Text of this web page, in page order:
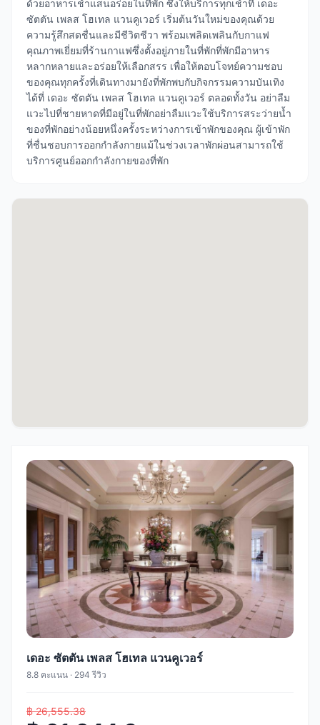
ด้วยอาหารเช้าแสนอร่อยในที่พัก ซึ่งให้บริการทุกเช้าที่ เดอะ
ซัตตัน เพลส โฮเทล แวนคูเวอร์ เริ่มต้นวันใหม่ของคุณด้วย
ความรู้สึกสดชื่นและมีชีวิตชีวา พร้อมเพลิดเพลินกับกาแฟ
คุณภาพเยี่ยมที่ร้านกาแฟซึ่งตั้งอยู่ภายในที่พักที่พักมีอาหาร
หลากหลายและอร่อยให้เลือกสรร เพื่อให้ตอบโจทย์ความชอบ
ของคุณทุกครั้งที่เดินทางมายังที่พักพบกับกิจกรรมความบันเทิง
ได้ที่ เดอะ ซัตตัน เพลส โฮเทล แวนคูเวอร์ ตลอดทั้งวัน อย่าลืม
แวะไปที่ชายหาดที่มีอยู่ในที่พักอย่าลืมแวะใช้บริการสระว่ายน้ำ
ของที่พักอย่างน้อยหนึ่งครั้งระหว่างการเข้าพักของคุณ ผู้เข้าพัก
ที่ชื่นชอบการออกกำลังกายแม้ในช่วงเวลาพักผ่อนสามารถใช้
บริการศูนย์ออกกำลังกายของที่พัก
เดอะ ซัตตัน เพลส โฮเทล แวนคูเวอร์
8.8 คะแนน · 294 รีวิว
฿ 26,555.38